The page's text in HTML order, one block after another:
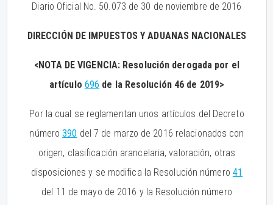
Diario Oficial No. 50.073 de 30 de noviembre de 2016
DIRECCIÓN DE IMPUESTOS Y ADUANAS NACIONALES
<NOTA DE VIGENCIA: Resolución derogada por el
artículo 696 de la Resolución 46 de 2019>
Por la cual se reglamentan unos artículos del Decreto
número390 del 7 de marzo de 2016 relacionados con
origen, clasificación arancelaria, valoración, otras
disposiciones y se modifica la Resolución número 41
del 11 de mayo de 2016 y la Resolución número